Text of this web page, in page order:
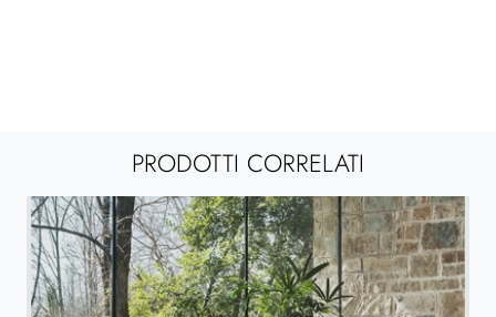
PRODOTTI CORRELATI